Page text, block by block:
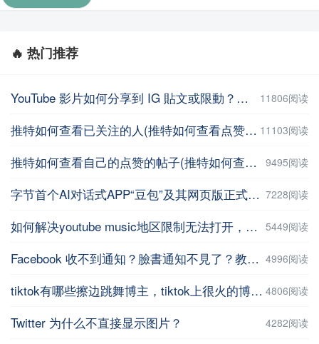
🔥 热门推荐
YouTube 影片如何分享到 IG 貼文或限動？教你用這招【Facebook教程】 11806阅读
推特如何查看已关注的人(推特如何查看点赞记录) 11103阅读
推特如何查看自己的点赞的帖子(推特如何查看自己的点赞的帖子数量 ) 9495阅读
字节首个AI对话式APP“豆包”及其网页版正式上线 7228阅读
如何解决youtube music地区限制无法打开，并在手机上进行下载操作 5449阅读
Facebook 收不到通知？臉書通知不見了？教你5招輕鬆解決 | iPhoneTipSo 4996阅读
tiktok有哪些擦边跳舞博主，tiktok上很火的博主盘点 4806阅读
Twitter 为什么不直接显示图片？ 4282阅读